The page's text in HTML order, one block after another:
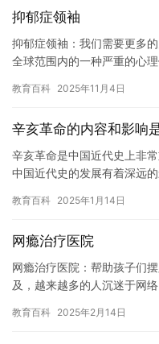
抑郁症领袖
抑郁症领袖：我们需要更多
全球范围内的一种严重的心
我们…
教育百科 2025年11月4日
辛亥革命的内容和影响
辛亥革命是中国近代史上非
中国近代史的发展有着深远
要…
教育百科 2025年1月14日
网瘾治疗医院
网瘾治疗医院：帮助孩子们
及，越来越多的人沉迷于网
此，网瘾…
教育百科 2025年2月14日